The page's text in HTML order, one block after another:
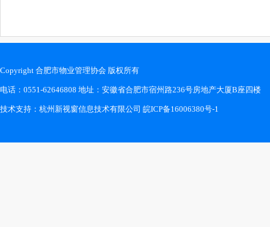
Copyright 合肥市物业管理协会 版权所有
电话：0551-62646808 地址：安徽省合肥市宿州路236号房地产大厦B座四楼
技术支持： 杭州新视窗信息技术有限公司 皖ICP备16006380号-1